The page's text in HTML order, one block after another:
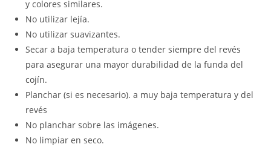
y colores similares.
No utilizar lejía.
No utilizar suavizantes.
Secar a baja temperatura o tender siempre del revés
para asegurar una mayor durabilidad de la funda del
cojín.
Planchar (si es necesario). a muy baja temperatura y del
revés
No planchar sobre las imágenes.
No limpiar en seco.